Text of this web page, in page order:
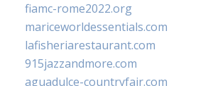
fiamc-rome2022.org
mariceworldessentials.com
lafisheriarestaurant.com
915jazzandmore.com
aguadulce-countryfair.com